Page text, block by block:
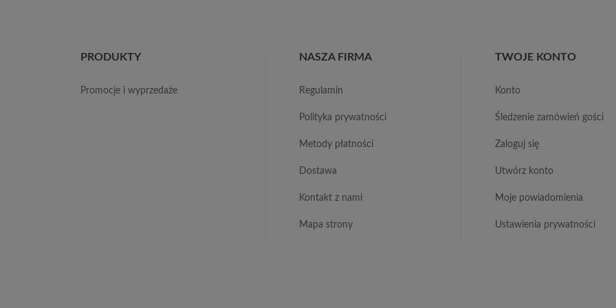
PRODUKTY
promocje i wyprzedaże
NASZA FIRMA
regulamin
polityka prywatności
metody płatności
dostawa
kontakt z nami
mapa strony
TWOJE KONTO
konto
śledzenie zamówień gości
zaloguj się
utwórz konto
moje powiadomienia
ustawienia prywatności